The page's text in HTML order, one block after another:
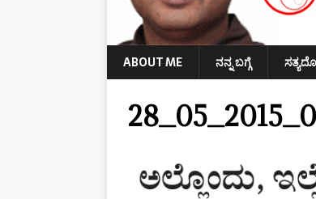
ABOUT ME ನನ್ನ ಬಗ್ಗೆ